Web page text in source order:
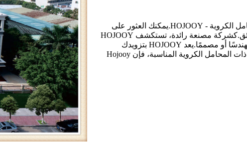
تقدم هذه الصفحة الشركة المصنعة للشرائح ذات المحامل الكروية - HOJOOY.يمكنك العثور على
الأسرار وراء دقة الشريحة الكروية والمتانة والأداء الفائق.كشركة مصنعة رائدة، تستكشف HOJOOY
الجوانب الأساسية للشرائح الحاملة للكرة.سواء كنت مهندسًا أو مصممًا.يعد HOJOOY بتزويدك
بالمعرفة اللازمة.عند اختيار الشركة المصنعة للشرائح ذات المحامل الكروية المناسبة، فإن Hojooy